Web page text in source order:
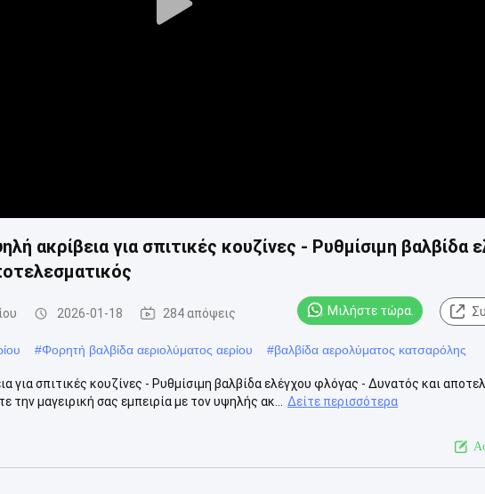
Play
ακρίβεια για σπιτικές κουζίνες - Ρυθμίσιμη βαλβίδα
2026-01-18 284 απόψεις Μιλήστε τώρα.
#Φορητή βαλβίδα αεριολύματος αερίου #βαλβίδα αερολύματος κατσαρόλης
για σπιτικές κουζίνες - Ρυθμίσιμη βαλβίδα ελέγχου φλόγας - Δυνατός και
μαγειρική σας εμπειρία με τον υψηλής ακ...
Δείτε περισσότερα